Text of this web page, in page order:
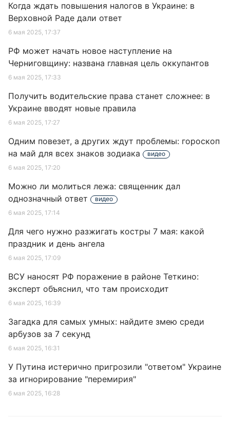
Когда ждать повышения налогов в Украине: в
Верховной Раде дали ответ
6 мая 2025, 17:37
РФ может начать новое наступление на
Черниговщину: названа главная цель оккупантов
6 мая 2025, 17:33
Получить водительские права станет сложнее: в
Украине вводят новые правила
6 мая 2025, 17:27
Одним повезет, а других ждут проблемы: гороскоп
на май для всех знаков зодиака
видео
6 мая 2025, 17:20
Можно ли молиться лежа: священник дал
однозначный ответ
видео
6 мая 2025, 17:14
Для чего нужно разжигать костры 7 мая: какой
праздник и день ангела
6 мая 2025, 17:09
ВСУ наносят РФ поражение в районе Теткино:
эксперт объяснил, что там происходит
6 мая 2025, 16:39
Загадка для самых умных: найдите змею среди
арбузов за 7 секунд
6 мая 2025, 16:31
У Путина истерично пригрозили "ответом" Украине
за игнорирование "перемирия"
6 мая 2025, 16:28